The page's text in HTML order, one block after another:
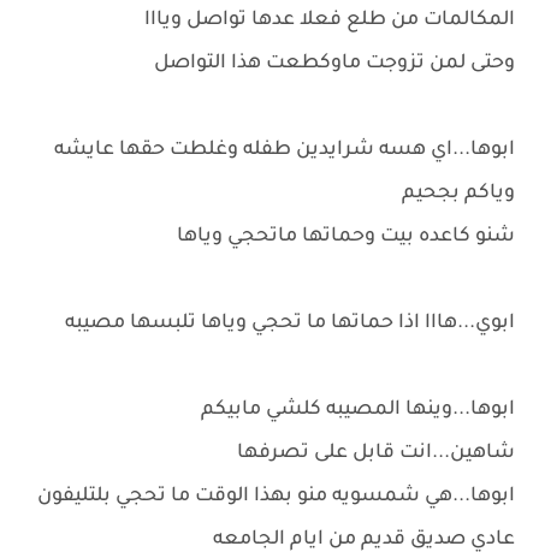
المكالمات من طلع فعلا عدها تواصل ويااا
وحتى لمن تزوجت ماوكطعت هذا التواصل
ابوها...اي هسه شرايدين طفله وغلطت حقها عايشه
وياكم بجحيم
شنو كاعده بيت وحماتها ماتحجي وياها
ابوي...هااا اذا حماتها ما تحجي وياها تلبسها مصيبه
ابوها...وينها المصيبه كلشي مابيكم
شاهين...انت قابل على تصرفها
ابوها...هي شمسويه منو بهذا الوقت ما تحجي بلتليفون
عادي صديق قديم من ايام الجامعه